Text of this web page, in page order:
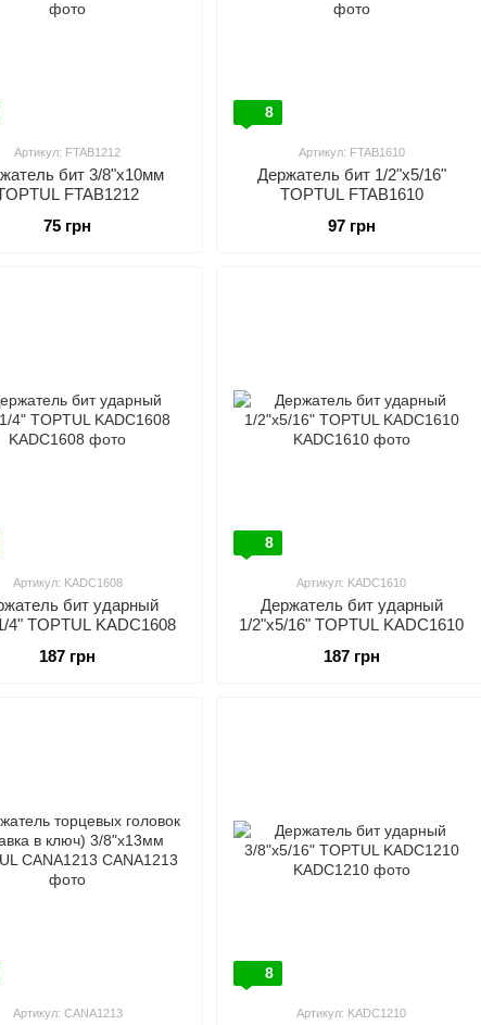
Артикул: FTAB1212
бит 3/8"х10мм
FTAB1212
75 грн
8
Артикул: FTAB1610
Держатель бит 1/2"х5/16"
TOPTUL FTAB1610
97 грн
Артикул: KADC1608
бит ударный
4" TOPTUL KADC1608
187 грн
8
Артикул: KADC1610
Держатель бит ударный
1/2"х5/16" TOPTUL KADC1610
187 грн
Артикул: CANA1213
8
Артикул: KADC1210